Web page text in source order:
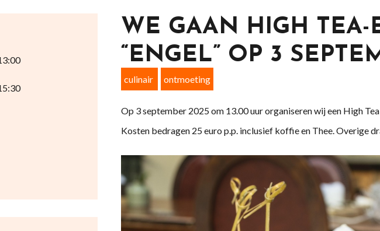
WE GAAN HIGH TEA-
“ENGEL” OP 3
culinair ontmoeting
Op 3 september 2025 om 13.00 uur organiseren wij een High
Kosten bedragen 25 euro p.p. inclusief koffie en Thee. Overige